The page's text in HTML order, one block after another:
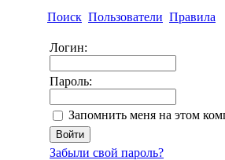
Поиск Пользователи Правила
Логин:
Пароль:
Запомнить меня на этом
Забыли свой пароль?